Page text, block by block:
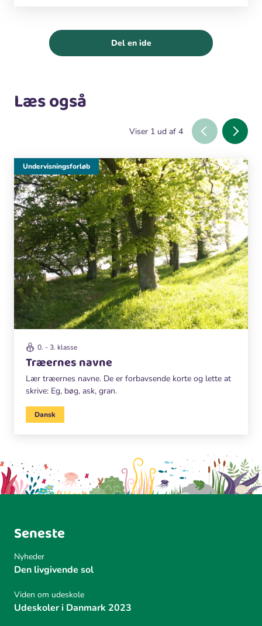
Del en ide
Læs også
Viser 1 ud af 4
0. - 3. klasse
Træernes navne
Lær træernes navne. De er forbavsende korte og lette at
skrive: Eg, bøg, ask, gran.
Undervisningsforløb
Dansk
Seneste
Nyheder
Den livgivende sol
Viden om udeskole
Udeskoler i Danmark 2023